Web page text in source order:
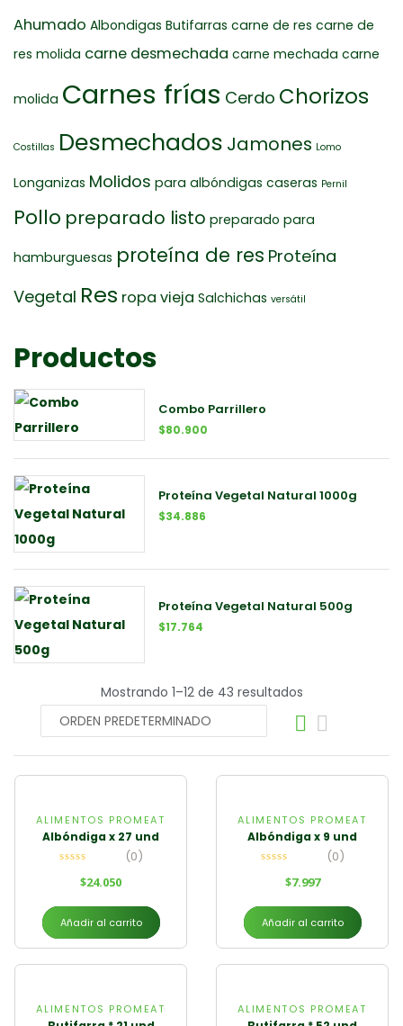
Ahumado Albondigas Butifarras carne de res carne de
res molida carne desmechada carne mechada carne
molida Carnes frías Cerdo Chorizos
Costillas Desmechados Jamones Lomo
Longanizas Molidos para albóndigas caseras Pernil
Pollo preparado listo preparado para
hamburguesas proteína de res Proteína
Vegetal Res ropa vieja Salchichas versátil
Productos
Combo Parrillero
$80.900
Proteína Vegetal Natural 1000g
$34.886
Proteína Vegetal Natural 500g
$17.764
Mostrando 1–12 de 43 resultados
ALIMENTOS PROMEAT
Albóndiga x 27 und
(0)
$24.050
Añadir al carrito
ALIMENTOS PROMEAT
Albóndiga x 9 und
(0)
$7.997
Añadir al carrito
ALIMENTOS PROMEAT ALIMENTOS PROMEAT